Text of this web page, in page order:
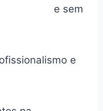
e sem
e